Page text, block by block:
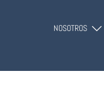
NOSOTROS